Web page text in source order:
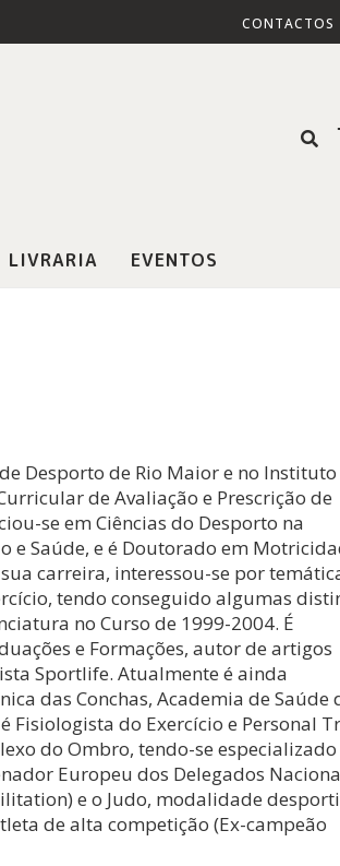
CONTACTOS
LIVRARIA EVENTOS
Desporto de Rio Maior e no Instituto
de Avaliação e Prescrição de
se em Ciências do Desporto na
e Saúde, e é Doutorado em
carreira, interessou-se por
tendo conseguido algumas
no Curso de 1999-2004. É
e Formações, autor de artigos
Sportlife. Atualmente é ainda
das Conchas, Academia de Saúde
Fisiologista do Exercício e Personal
do Ombro, tendo-se especializado
Europeu dos Delegados
e o Judo, modalidade
de alta competição (Ex-campeão